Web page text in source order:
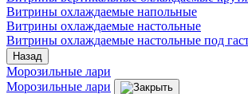
Витрины охлаждаемые напольные
Витрины охлаждаемые настольные
Витрины охлаждаемые настольные под
Назад
Морозильные лари
Морозильные лари